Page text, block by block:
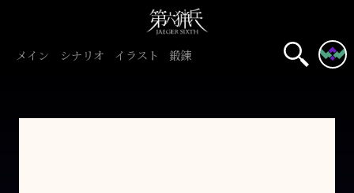
メイン シナリオ イラスト 鍛錬